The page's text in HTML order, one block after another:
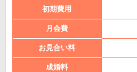
初期費用
月会費
お見合い料
成婚料